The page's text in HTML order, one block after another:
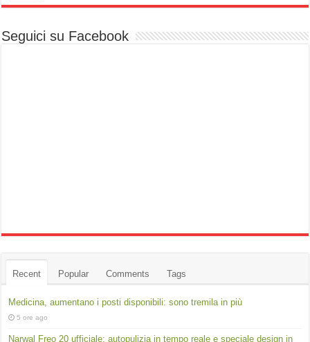
Seguici su Facebook
Recent Popular Comments Tags
Medicina, aumentano i posti disponibili: sono tremila in più
5 ore ago
Narwal Freo 20 ufficiale: autopulizia in tempo reale e speciale design in